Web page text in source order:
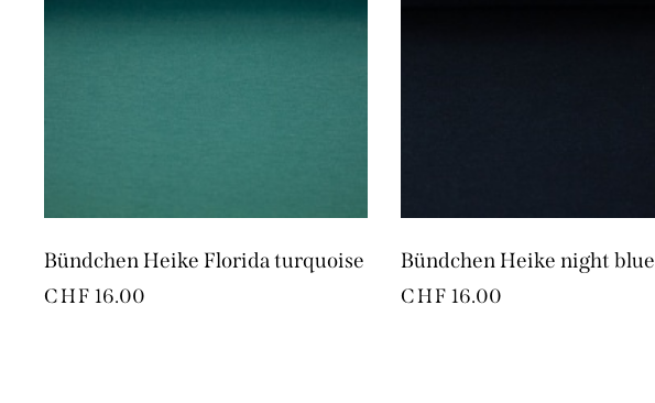
Bündchen Heike Florida turquoise
CHF 16.00
Bündchen Heike night blue
CHF 16.00